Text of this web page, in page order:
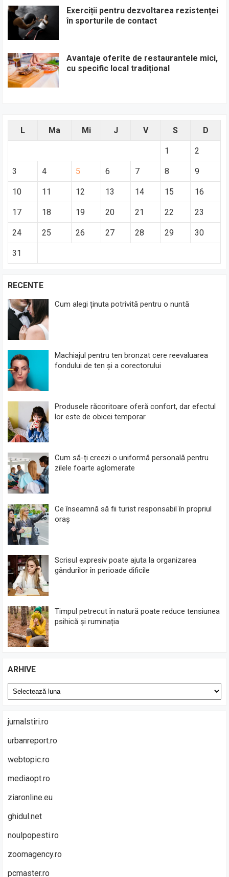
Exerciții pentru dezvoltarea rezistenței
în sporturile de contact
Avantaje oferite de restaurantele mici,
cu specific local tradițional
L Ma Mi J V S D
1 2
3 4 5 6 7 8 9
10 11 12 13 14 15 16
17 18 19 20 21 22 23
24 25 26 27 28 29 30
31
RECENTE
Cum alegi ținuta potrivită pentru o nuntă
Machiajul pentru ten bronzat cere reevaluarea
fondului de ten și a corectorului
Produsele răcoritoare oferă confort, dar efectul
lor este de obicei temporar
Cum să-ți creezi o uniformă personală pentru
zilele foarte aglomerate
Ce înseamnă să fii turist responsabil în propriul
oraș
Scrisul expresiv poate ajuta la organizarea
gândurilor în perioade dificile
Timpul petrecut în natură poate reduce tensiunea
psihică și ruminația
ARHIVE
Arhive
jurnalstiri.ro
urbanreport.ro
webtopic.ro
mediaopt.ro
ziaronline.eu
ghidul.net
noulpopesti.ro
zoomagency.ro
pcmaster.ro